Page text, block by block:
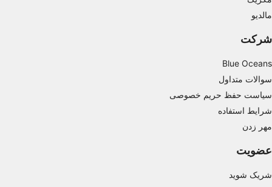
مالدیو
شرکت
Blue Oceans
سوالات متداول
سیاست حفظ حریم خصوصی
شرایط استفاده
مهر زدن
عضویت
شریک شوید